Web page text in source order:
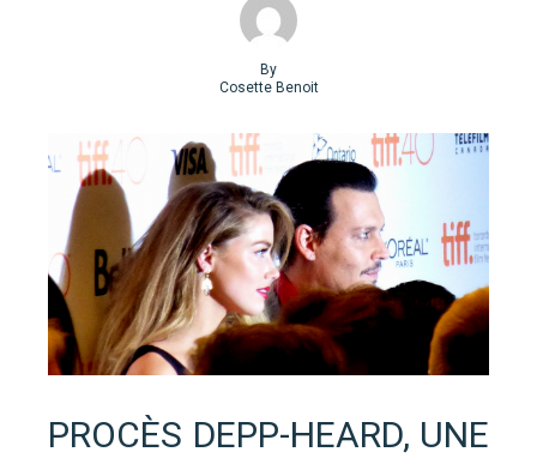
By
Cosette Benoit
PROCÈS DEPP-HEARD, UNE